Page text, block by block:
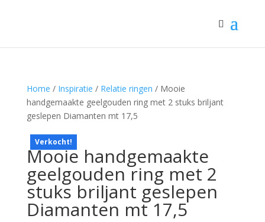
Home / Inspiratie / Relatie ringen / Mooie
handgemaakte geelgouden ring met 2 stuks briljant
geslepen Diamanten mt 17,5
Mooie handgemaakte
geelgouden ring met 2
stuks briljant geslepen
Diamanten mt 17,5
Verkocht!